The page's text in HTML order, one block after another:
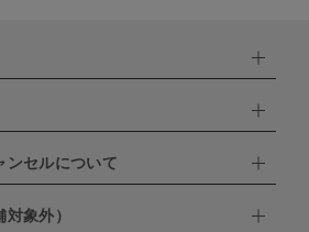
びいただけます。
ンセルについて
AM9:00までにご連絡頂いた場合はキャン
象外）